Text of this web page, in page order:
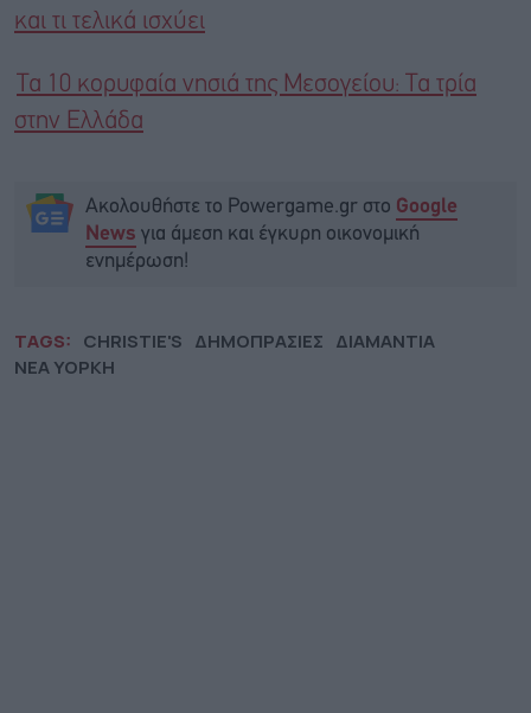
και τι τελικά ισχύει
Τα 10 κορυφαία νησιά της Μεσογείου: Τα τρία
στην Ελλάδα
Ακολουθήστε το Powergame.gr στο Google
News για άμεση και έγκυρη οικονομική
ενημέρωση!
TAGS: CHRISTIE'S ΔΗΜΟΠΡΑΣΙΕΣ ΔΙΑΜΑΝΤΙΑ
ΝΕΑ ΥΟΡΚΗ